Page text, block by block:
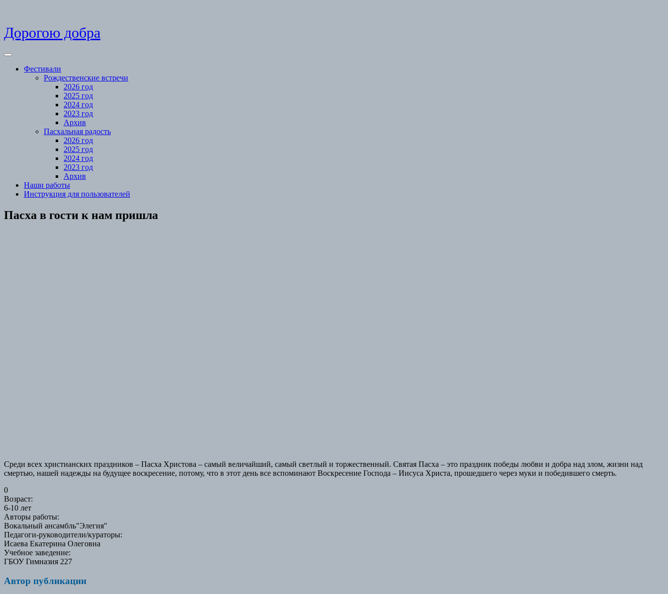
Skip
to
Дорогою добра
Open
Фестивали
Рождественские встречи
2026 год
2025 год
2024 год
2023 год
Архив
Пасхальная радость
2026 год
2025 год
2024 год
2023 год
Архив
Наши работы
Инструкция для пользователей
Close
Menu
Пасха в гости к нам пришла
Среди всех христианских праздников – Пасха Христова – самый величайший, самый светлый и торжественный. Святая Пасха – это праздник победы любви и добра над злом, жизни над
смертью, нашей надежды на будущее воскресение, потому, что в этот день все вспоминают Воскресение Господа – Иисуса Христа, прошедшего через муки и победившего смерть.
0
Возраст:
6-10 лет
Авторы работы:
Вокальный ансамбль"Элегия"
Педагоги-руководители/кураторы:
Исаева Екатерина Олеговна
Учебное заведение:
ГБОУ Гимназия 227
Автор публикации